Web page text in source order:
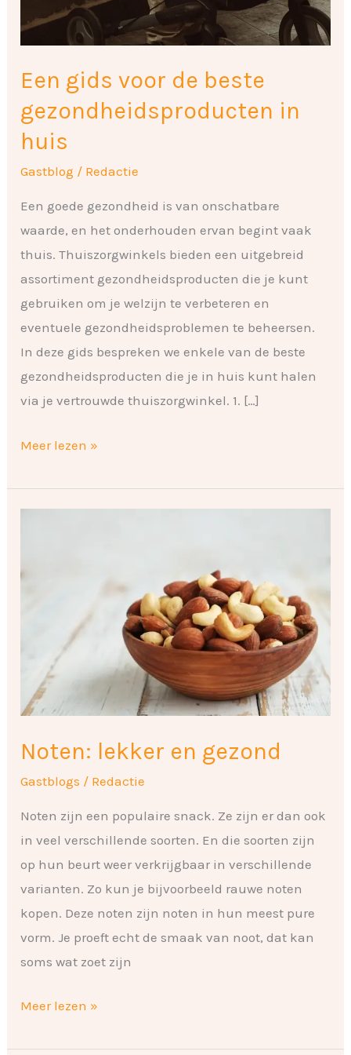
Een gids voor de beste
gezondheidsproducten in
huis
Gastblog / Redactie
Een goede gezondheid is van onschatbare
waarde, en het onderhouden ervan begint vaak
thuis. Thuiszorgwinkels bieden een uitgebreid
assortiment gezondheidsproducten die je kunt
gebruiken om je welzijn te verbeteren en
eventuele gezondheidsproblemen te beheersen.
In deze gids bespreken we enkele van de beste
gezondheidsproducten die je in huis kunt halen
via je vertrouwde thuiszorgwinkel. 1. […]
Meer lezen »
Noten: lekker en gezond
Gastblogs / Redactie
Noten zijn een populaire snack. Ze zijn er dan ook
in veel verschillende soorten. En die soorten zijn
op hun beurt weer verkrijgbaar in verschillende
varianten. Zo kun je bijvoorbeeld rauwe noten
kopen. Deze noten zijn noten in hun meest pure
vorm. Je proeft echt de smaak van noot, dat kan
soms wat zoet zijn
en
Meer lezen »